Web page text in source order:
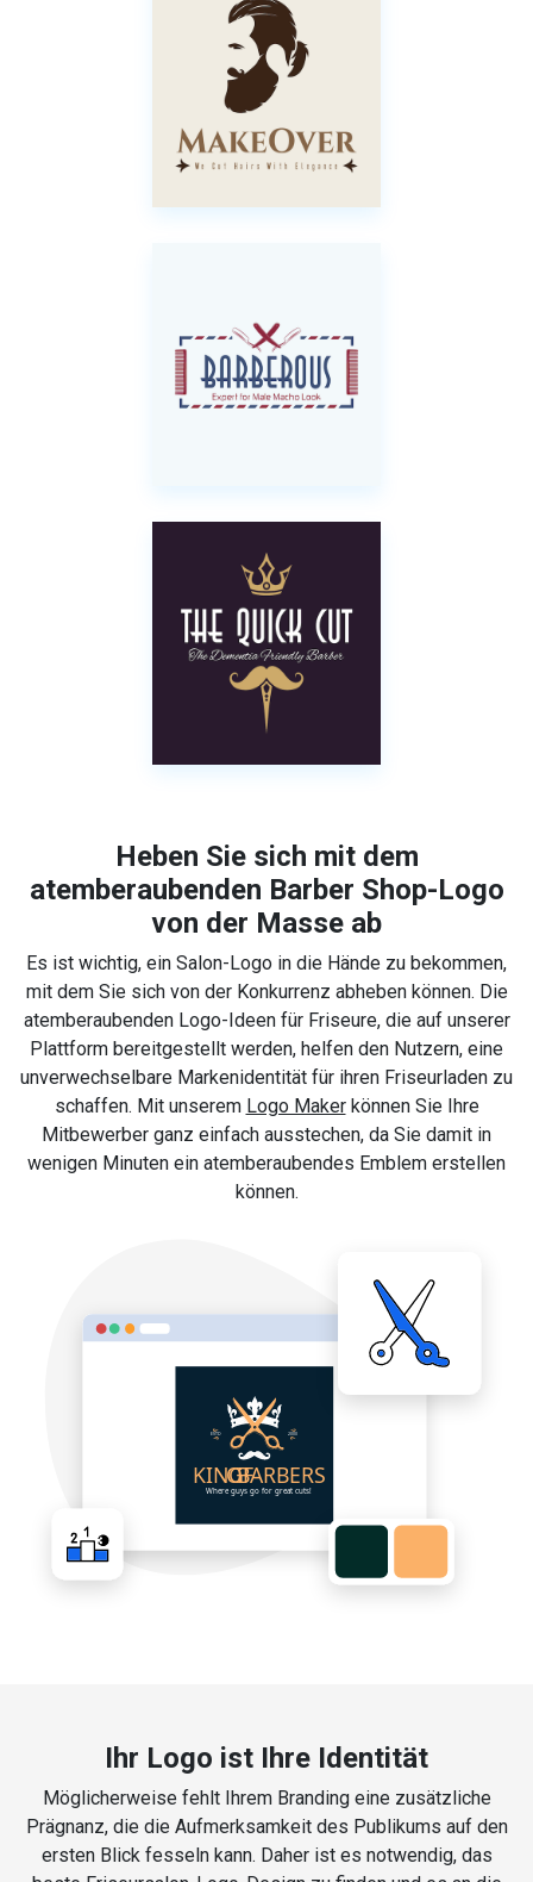
Heben Sie sich mit dem
atemberaubenden Barber Shop-Logo
von der Masse ab
Es ist wichtig, ein Salon-Logo in die Hände zu bekommen,
mit dem Sie sich von der Konkurrenz abheben können. Die
atemberaubenden Logo-Ideen für Friseure, die auf unserer
Plattform bereitgestellt werden, helfen den Nutzern, eine
unverwechselbare Markenidentität für ihren Friseurladen zu
schaffen. Mit unserem Logo Makerkönnen Sie Ihre
Mitbewerber ganz einfach ausstechen, da Sie damit in
wenigen Minuten ein atemberaubendes Emblem erstellen
können.
Ihr Logo ist Ihre Identität
Möglicherweise fehlt Ihrem Branding eine zusätzliche
Prägnanz, die die Aufmerksamkeit des Publikums auf den
ersten Blick fesseln kann. Daher ist es notwendig, das